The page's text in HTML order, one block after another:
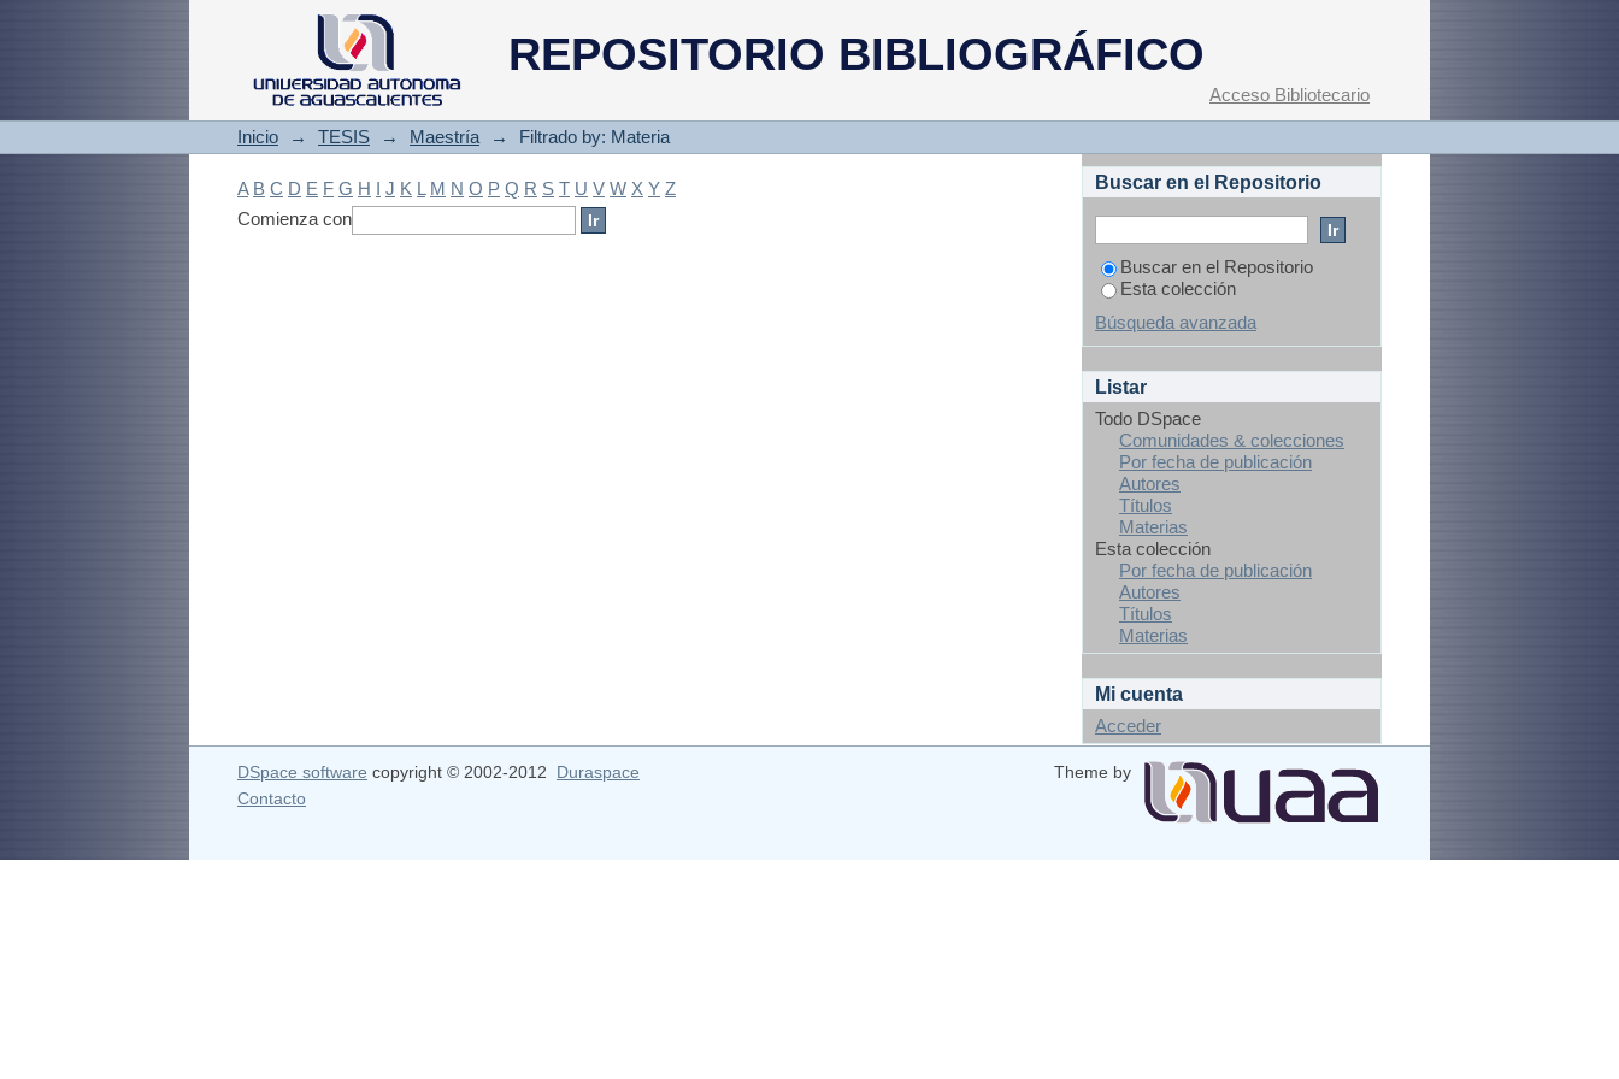
REPOSITORIO BIBLIOGRÁFICO
Filtrado by: Materia
Acceso Bibliotecario
Inicio → TESIS → Maestría → Filtrado by: Materia
A B C D E F G H I J K L M N O P Q R S T U V W X Y Z
Comienza con
Buscar en el Repositorio
Buscar en el Repositorio
Esta colección
Búsqueda avanzada
Listar
Todo DSpace
Comunidades & colecciones
Por fecha de publicación
Autores
Títulos
Materias
Esta colección
Por fecha de publicación
Autores
Títulos
Materias
Mi cuenta
Acceder
DSpace software copyright © 2002-2012 Duraspace
Theme by
Contacto